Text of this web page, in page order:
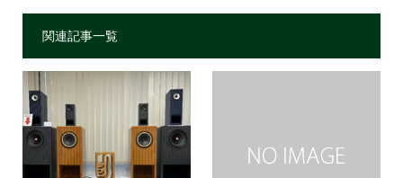
関連記事一覧